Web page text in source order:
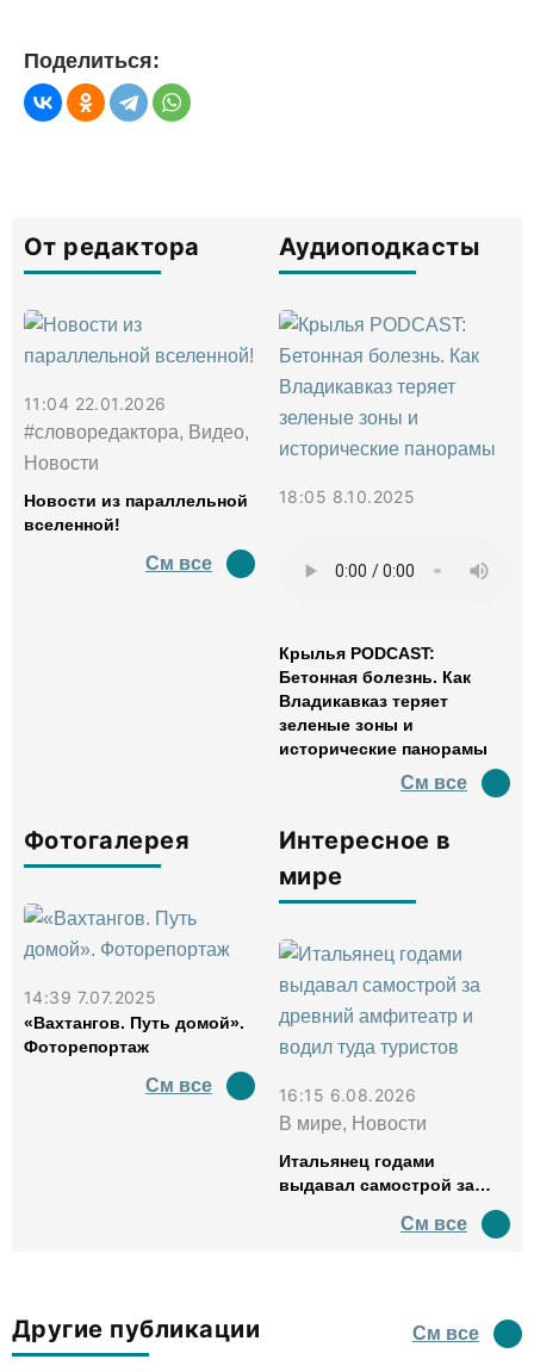
Поделиться:
От редактора
11:04 22.01.2026
#словоредактора, Видео,
Новости
Новости из параллельной
вселенной!
См все
Аудиоподкасты
18:05 8.10.2025
Крылья PODCAST:
Бетонная болезнь. Как
Владикавказ теряет
зеленые зоны и
исторические панорамы
См все
Фотогалерея
14:39 7.07.2025
«Вахтангов. Путь домой».
Фоторепортаж
См все
Интересное в
мире
16:15 6.08.2026
В мире, Новости
Итальянец годами
выдавал самострой за
водил туда туристов
См все
Другие публикации См все